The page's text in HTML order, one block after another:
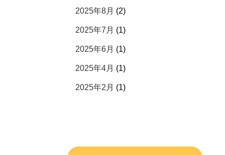
2025年8月 (2)
2025年7月 (1)
2025年6月 (1)
2025年4月 (1)
2025年2月 (1)